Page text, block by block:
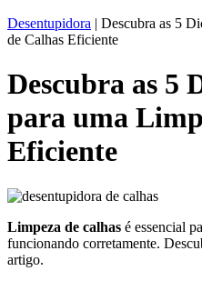
Desentupidora | Descubra as 5
de Calhas Eficiente
Descubra as 5
para uma
Eficiente
Limpeza de calhas é essencial
funcionando corretamente.
artigo.